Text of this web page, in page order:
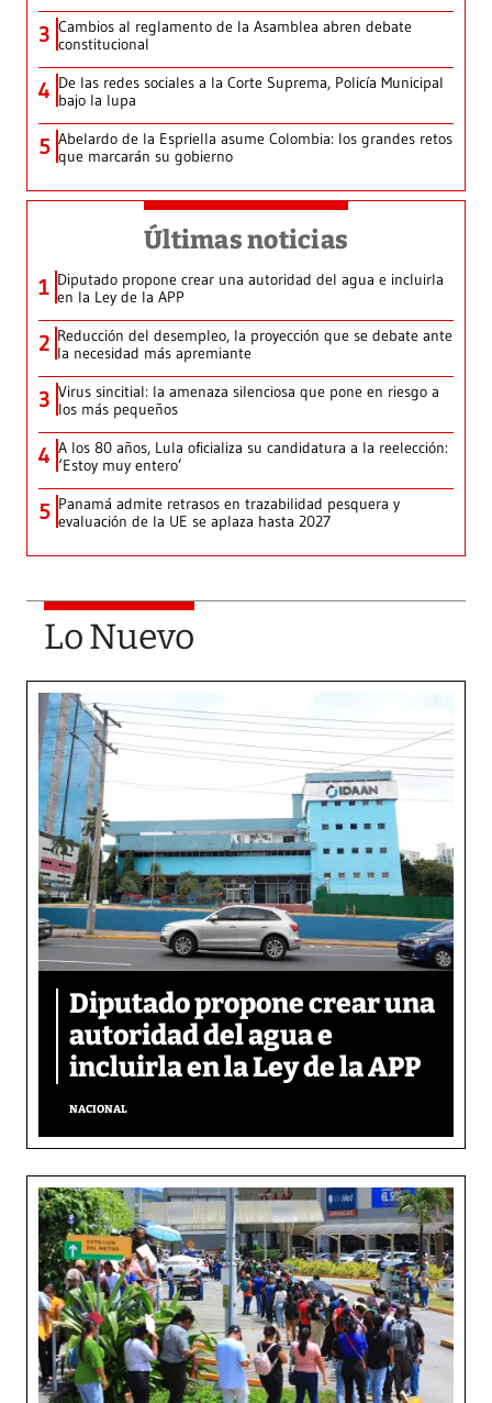
3 Cambios al reglamento de la Asamblea abren debate
constitucional
4 De las redes sociales a la Corte Suprema, Policía Municipal
bajo la lupa
5 Abelardo de la Espriella asume Colombia: los grandes retos
que marcarán su gobierno
Últimas noticias
1 Diputado propone crear una autoridad del agua e incluirla
en la Ley de la APP
2 Reducción del desempleo, la proyección que se debate ante
la necesidad más apremiante
3 Virus sincitial: la amenaza silenciosa que pone en riesgo a
los más pequeños
4 A los 80 años, Lula oficializa su candidatura a la reelección:
‘Estoy muy entero’
5 Panamá admite retrasos en trazabilidad pesquera y
evaluación de la UE se aplaza hasta 2027
Lo Nuevo
Diputado propone crear una
autoridad del agua e
incluirla en la Ley de la APP
NACIONAL